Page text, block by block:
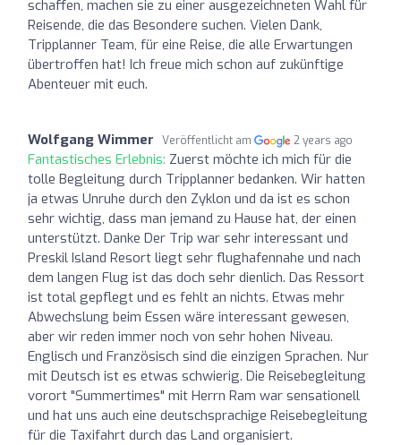
schaffen, machen sie zu einer ausgezeichneten Wahl für
Reisende, die das Besondere suchen. Vielen Dank,
Tripplanner Team, für eine Reise, die alle Erwartungen
übertroffen hat! Ich freue mich schon auf zukünftige
Abenteuer mit euch.
Wolfgang Wimmer Veröffentlicht am 2 years ago
Fantastisches Erlebnis: Zuerst möchte ich mich für die
tolle Begleitung durch Tripplanner bedanken. Wir hatten
ja etwas Unruhe durch den Zyklon und da ist es schon
sehr wichtig, dass man jemand zu Hause hat, der einen
unterstützt. Danke Der Trip war sehr interessant und
Preskil Island Resort liegt sehr flughafennahe und nach
dem langen Flug ist das doch sehr dienlich. Das Ressort
ist total gepflegt und es fehlt an nichts. Etwas mehr
Abwechslung beim Essen wäre interessant gewesen,
aber wir reden immer noch von sehr hohen Niveau.
Englisch und Französisch sind die einzigen Sprachen. Nur
mit Deutsch ist es etwas schwierig. Die Reisebegleitung
vorort "Summertimes" mit Herrn Ram war sensationell
und hat uns auch eine deutschsprachige Reisebegleitung
für die Taxifahrt durch das Land organisiert.